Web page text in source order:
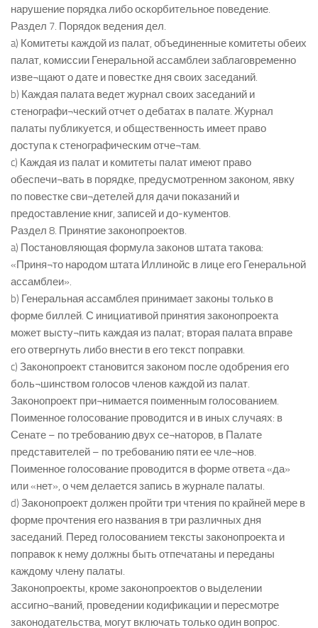
нарушение порядка либо оскорбительное поведение.
Раздел 7. Порядок ведения дел.
a) Комитеты каждой из палат, объединенные комитеты обеих
палат, комиссии Генеральной ассамблеи заблаговременно
изве¬щают о дате и повестке дня своих заседаний.
b) Каждая палата ведет журнал своих заседаний и
стенографи¬ческий отчет о дебатах в палате. Журнал
палаты публикуется, и общественность имеет право
доступа к стенографическим отче¬там.
c) Каждая из палат и комитеты палат имеют право
обеспечи¬вать в порядке, предусмотренном законом, явку
по повестке сви¬детелей для дачи показаний и
предоставление книг, записей и до-кументов.
Раздел 8. Принятие законопроектов.
a) Постановляющая формула законов штата такова:
«Приня¬то народом штата Иллинойс в лице его Генеральной
ассамблеи».
b) Генеральная ассамблея принимает законы только в
форме биллей. С инициативой принятия законопроекта
может высту¬пить каждая из палат; вторая палата вправе
его отвергнуть либо внести в его текст поправки.
c) Законопроект становится законом после одобрения его
боль¬шинством голосов членов каждой из палат.
Законопроект при¬нимается поименным голосованием.
Поименное голосование проводится и в иных случаях: в
Сенате – по требованию двух се¬наторов, в Палате
представителей – по требованию пяти ее чле¬нов.
Поименное голосование проводится в форме ответа «да»
или «нет», о чем делается запись в журнале палаты.
d) Законопроект должен пройти три чтения по крайней мере в
форме прочтения его названия в три различных дня
заседаний. Перед голосованием тексты законопроекта и
поправок к нему должны быть отпечатаны и переданы
каждому члену палаты.
Законопроекты, кроме законопроектов о выделении
ассигно¬ваний, проведении кодификации и пересмотре
законодательства, могут включать только один вопрос.